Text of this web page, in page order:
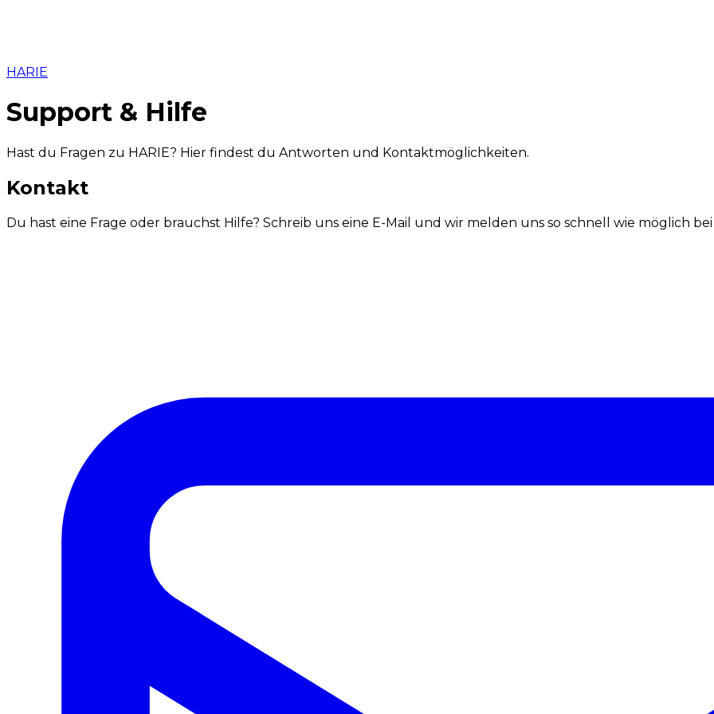
HARIE
Support & Hilfe
Hast du Fragen zu HARIE? Hier findest du Antworten und Kontaktmöglichkeiten.
Kontakt
Du hast eine Frage oder brauchst Hilfe? Schreib uns eine E-Mail und wir melden uns so schnell wie möglich bei